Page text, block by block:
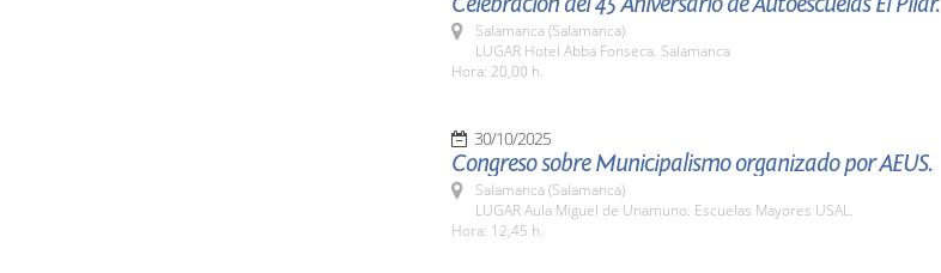
Salamanca (Salamanca)
LUGAR Hotel Abba Fonseca. Salamanca
Hora: 20,00 h.
30/10/2025
Congreso sobre Municipalismo organizado por AEUS.
Salamanca (Salamanca)
LUGAR Aula Miguel de Unamuno. Escuelas Mayores USAL.
Hora: 12,45 h.